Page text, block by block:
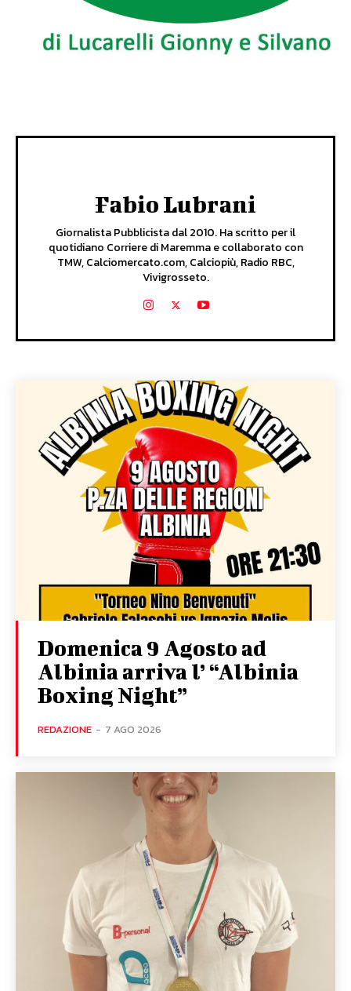
Fabio Lubrani
Giornalista Pubblicista dal 2010. Ha scritto per il
quotidiano Corriere di Maremma e collaborato con
TMW, Calciomercato.com, Calciopiù, Radio RBC,
Vivigrosseto.
Domenica 9 Agosto ad
Albinia arriva l’ “Albinia
Boxing Night”
REDAZIONE - 7 AGO 2026